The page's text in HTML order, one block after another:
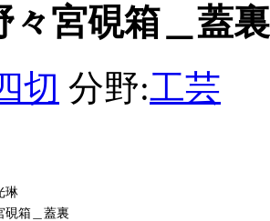
々宮硯箱＿蓋裏
切 分野:工芸
琳
硯箱＿蓋裏